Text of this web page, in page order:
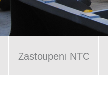
Zastoupení NTC